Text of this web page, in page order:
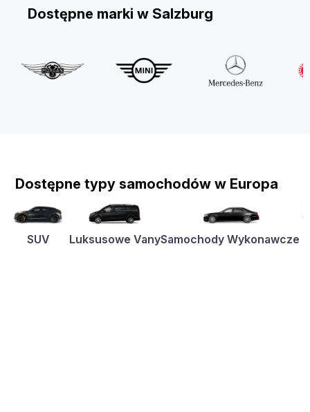
Dostępne marki w Salzburg
Dostępne typy samochodów w Europa
SUV Luksusowe VanySamochody Wykonawcze